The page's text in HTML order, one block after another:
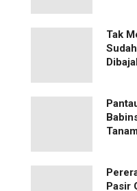
Tak
Pasir